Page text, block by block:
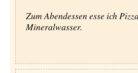
Zum Abendessen esse ich
Mineralwasser.